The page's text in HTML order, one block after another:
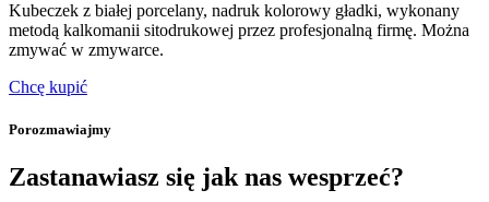
Kubeczek z białej porcelany, nadruk kolorowy gładki, wykonany
metodą kalkomanii sitodrukowej przez profesjonalną firmę. Można
zmywać w zmywarce.
Chcę kupić
Porozmawiajmy
Zastanawiasz się jak nas wesprzeć?